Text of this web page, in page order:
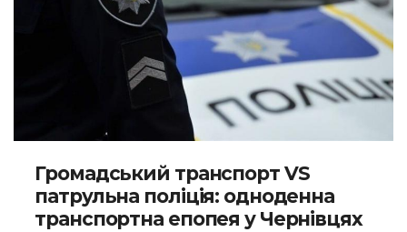
Громадський транспорт VS
патрульна поліція: одноденна
транспортна епопея у Чернівцях